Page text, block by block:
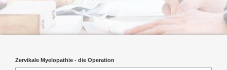
Zervikale Myelopathie - die Operation